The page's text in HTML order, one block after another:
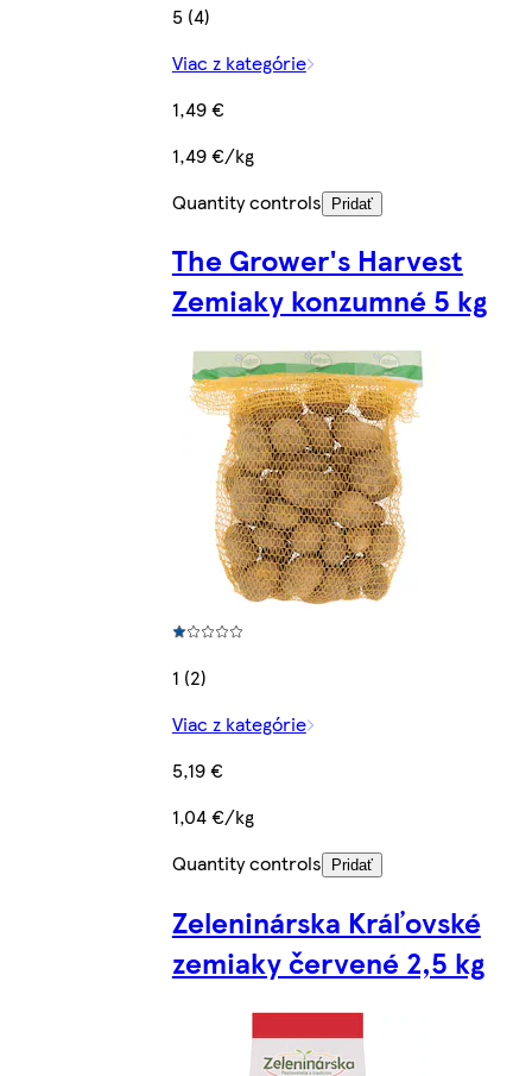
5 (4)
Viac z kategórie
1,49 €
1,49 €/kg
Quantity controls
Pridať
The Grower's Harvest
Zemiaky konzumné 5 kg
1 (2)
Viac z kategórie
5,19 €
1,04 €/kg
Quantity controls
Pridať
Zeleninárska Kráľovské
zemiaky červené 2,5 kg